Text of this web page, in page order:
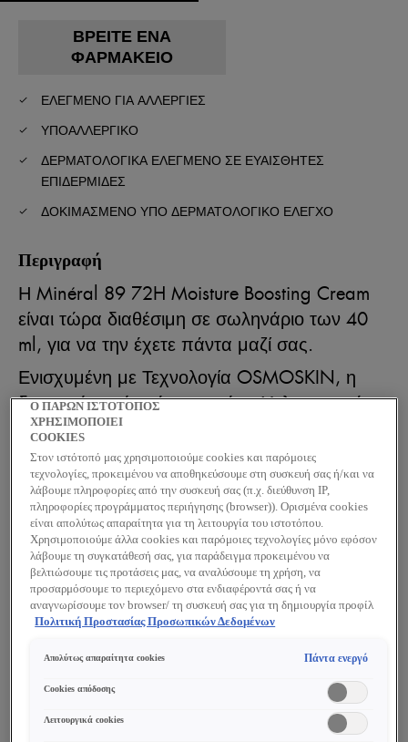
ΒΡΕΊΤΕ ΈΝΑ
ΦΑΡΜΑΚΕΊΟ
ΕΛΕΓΜΕΝΟ ΓΙΑ ΑΛΛΕΡΓΙΕΣ
ΥΠΟΑΛΛΕΡΓΙΚΌ
ΔΕΡΜΑΤΟΛΟΓΙΚΆ ΕΛΕΓΜΈΝΟ ΣΕ ΕΥΑΊΣΘΗΤΕΣ
ΕΠΙΔΕΡΜΊΔΕΣ
ΔΟΚΙΜΑΣΜΈΝΟ ΥΠΌ ΔΕΡΜΑΤΟΛΟΓΙΚΌ ΈΛΕΓΧΟ
Περιγραφή
Η Minéral 89 72H Moisture Boosting Cream
είναι τώρα διαθέσιμη σε σωληνάριο των 40
ml, για να την έχετε πάντα μαζί σας.
Ενισχυμένη με Τεχνολογία OSMOSKIN, η
δροσερή αυτή κρέμα περιέχει Υαλουρονικό
Οξύ, μέταλλα, Βιταμίνες Β3 & Ε και
Σκουαλάνιο, για επανόρθωση και
ενδυνάμωση του προστατευτικού φραγμού
της επιδερμίδας. Παρέχει ενισχυμένη,
παρατεταμένη ενυδάτωση για έως και 72
ώρες.
Οφέλη
φαίνεται αμέσως ενυδατωμένη*.
94% συμφωνούν ότι η επιδερμίδα τους
φαίνεται ενυδατωμένη μέχρι το τέλος της
Ο ΠΑΡΩΝ ΙΣΤΟΤΟΠΟΣ
ΧΡΗΣΙΜΟΠΟΙΕΙ
COOKIES
Στον ιστότοπό μας χρησιμοποιούμε cookies και παρόμοιες
τεχνολογίες, προκειμένου να αποθηκεύσουμε στη συσκευή σας ή/και να
λάβουμε πληροφορίες από την συσκευή σας (π.χ. διεύθυνση IP,
πληροφορίες προγράμματος περιήγησης (browser)). Ορισμένα cookies
είναι απολύτως απαραίτητα για τη λειτουργία του ιστοτόπου.
Χρησιμοποιούμε άλλα cookies και παρόμοιες τεχνολογίες μόνο εφόσον
λάβουμε τη συγκατάθεσή σας, για παράδειγμα προκειμένου να
βελτιώσουμε τις προτάσεις μας, να αναλύσουμε τη χρήση, να
προσαρμόσουμε το περιεχόμενο στα ενδιαφέροντά σας ή να
αναγνωρίσουμε τον browser/ τη συσκευή σας για τη δημιουργία προφίλ
με τα ενδιαφέροντά σας και να σας δείχνουμε σχετικό διαφημιστικό
cookies τα οποία δεν είναι απαραίτητα («Αποδοχή όλων»), να τα
επιλογές σας («Αποθήκευση επιλογών»). Μπορείτε επίσης, ανά πάσα
(επιλέγοντας το link «Ρυθμίσεις για τα cookies»). Περισσότερες
Πολιτική Προστασίας Προσωπικών Δεδομένων
Απολύτως απαραίτητα cookies Πάντα ενεργό
Cookies απόδοσης
Λειτουργικά cookies